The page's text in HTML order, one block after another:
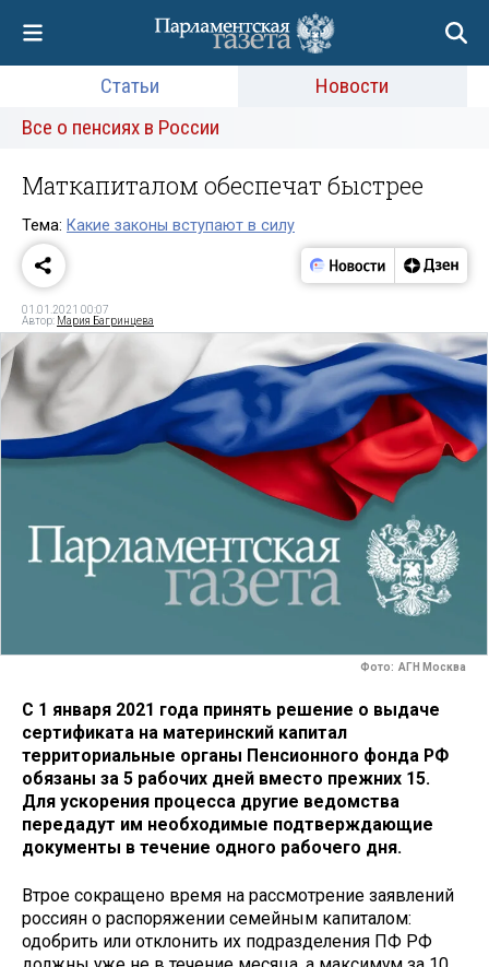
Статьи
Новости
Все о пенсиях в России
Маткапиталом обеспечат быстрее
Тема: Какие законы вступают в силу
01.01.2021 00:07
Автор: Мария Багринцева
Фото: АГН Москва
С 1 января 2021 года принять решение о выдаче
сертификата на материнский капитал
территориальные органы Пенсионного фонда РФ
обязаны за 5 рабочих дней вместо прежних 15.
Для ускорения процесса другие ведомства
передадут им необходимые подтверждающие
документы в течение одного рабочего дня.
Втрое сокращено время на рассмотрение заявлений
россиян о распоряжении семейным капиталом:
одобрить или отклонить их подразделения ПФ РФ